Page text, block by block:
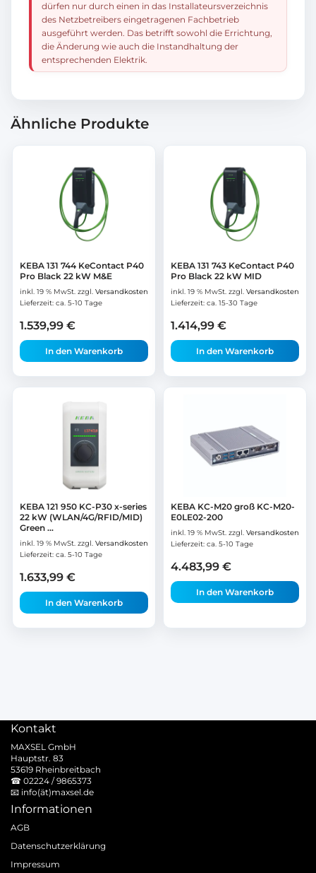
dürfen nur durch einen in das Installateursverzeichnis
des Netzbetreibers eingetragenen Fachbetrieb
ausgeführt werden. Das betrifft sowohl die Errichtung,
die Änderung wie auch die Instandhaltung der
entsprechenden Elektrik.
Ähnliche Produkte
KEBA 131 744 KeContact P40
Pro Black 22 kW M&E
inkl. 19 % MwSt. zzgl. Versandkosten
Lieferzeit: ca. 5-10 Tage
1.539,99 €
In den Warenkorb
KEBA 131 743 KeContact P40
Pro Black 22 kW MID
inkl. 19 % MwSt. zzgl. Versandkosten
Lieferzeit: ca. 15-30 Tage
1.414,99 €
In den Warenkorb
KEBA 121 950 KC-P30 x-series
22 kW (WLAN/4G/RFID/MID)
Green ...
inkl. 19 % MwSt. zzgl. Versandkosten
Lieferzeit: ca. 5-10 Tage
1.633,99 €
In den Warenkorb
KEBA KC-M20 groß KC-M20-
E0LE02-200
inkl. 19 % MwSt. zzgl. Versandkosten
Lieferzeit: ca. 5-10 Tage
4.483,99 €
In den Warenkorb
Kontakt
MAXSEL GmbH
Hauptstr. 83
53619 Rheinbreitbach
☎ 02224 / 9865373
📧 info(ät)maxsel.de
Informationen
AGB
Datenschutzerklärung
Impressum